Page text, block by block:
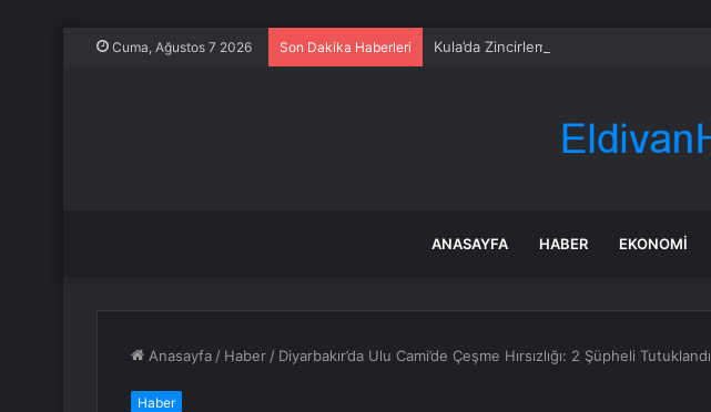
Cuma, Ağustos 7 2026 Son Dakika Haberleri Kula’da Zincirleme Kaza: 8 Yaralı
ANASAYFA HABER EKONOMI
Anasayfa / Haber / Diyarbakır’da Ulu Cami’de Çeşme Hırsızlığı: 2 Şüpheli Tutuklandı
Haber